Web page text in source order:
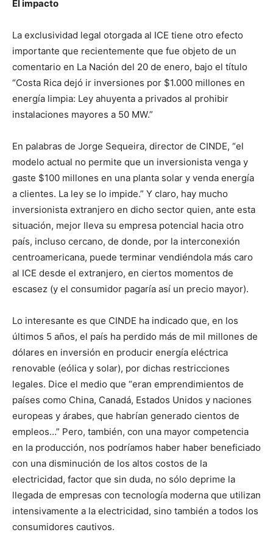
El impacto
La exclusividad legal otorgada al ICE tiene otro efecto
importante que recientemente que fue objeto de un
comentario en La Nación del 20 de enero, bajo el título
“Costa Rica dejó ir inversiones por $1.000 millones en
energía limpia: Ley ahuyenta a privados al prohibir
instalaciones mayores a 50 MW.”
En palabras de Jorge Sequeira, director de CINDE, “el
modelo actual no permite que un inversionista venga y
gaste $100 millones en una planta solar y venda energía
a clientes. La ley se lo impide.” Y claro, hay mucho
inversionista extranjero en dicho sector quien, ante esta
situación, mejor lleva su empresa potencial hacia otro
país, incluso cercano, de donde, por la interconexión
centroamericana, puede terminar vendiéndola más caro
al ICE desde el extranjero, en ciertos momentos de
escasez (y el consumidor pagaría así un precio mayor).
Lo interesante es que CINDE ha indicado que, en los
últimos 5 años, el país ha perdido más de mil millones de
dólares en inversión en producir energía eléctrica
renovable (eólica y solar), por dichas restricciones
legales. Dice el medio que “eran emprendimientos de
países como China, Canadá, Estados Unidos y naciones
europeas y árabes, que habrían generado cientos de
empleos…” Pero, también, con una mayor competencia
en la producción, nos podríamos haber haber beneficiado
con una disminución de los altos costos de la
electricidad, factor que sin duda, no sólo deprime la
llegada de empresas con tecnología moderna que utilizan
intensivamente a la electricidad, sino también a todos los
consumidores cautivos.